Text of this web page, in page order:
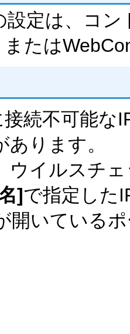
設定は、コ
または
接続不可能な
ります。
ウイルスチ
]で指定した
開いている